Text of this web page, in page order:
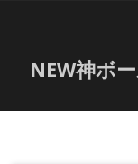
NEW神ボ